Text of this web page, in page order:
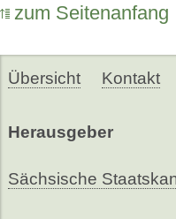
zum Seitenanfang
Übersicht Kontakt
Herausgeber
Sächsische